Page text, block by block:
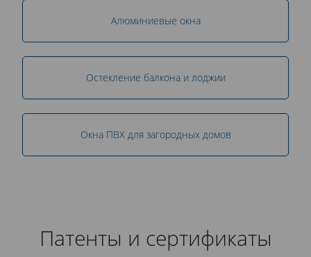
Алюминиевые окна
Остекление балкона и лоджии
Окна ПВХ для загородных домов
Патенты и сертификаты